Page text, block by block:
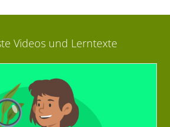
Videos und Lerntexte